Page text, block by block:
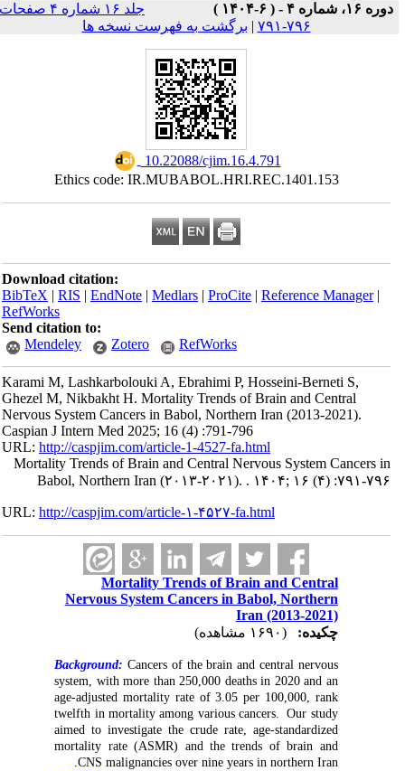
دوره ۱۶، شماره ۴ - ( ۶-۱۴۰۴ )
جلد ۱۶ شماره ۴ صفحات
۷۹۶-۷۹۱
|برگشت به فهرست نسخه ها
‎ 10.22088/cjim.16.4.791
Ethics code: IR.MUBABOL.HRI.REC.1401.153
Download citation:
BibTeX|RIS|EndNote|Medlars|ProCite|Reference Manager
RefWorks
Send citation to:
Mendeley
Zotero RefWorks
Karami M, Lashkarbolouki A, Ebrahimi P, Hosseini-Berneti S,
Ghezel M, Nikbakht H. Mortality Trends of Brain and Central
Nervous System Cancers in Babol, Northern Iran (2013-2021).
Caspian J Intern Med 2025; 16 (4) :791-796
URL:http://caspjim.com/article-1-4527-fa.html
Mortality Trends of Brain and Central Nervous System Cancers in
Babol, Northern Iran (۲۰۱۳-۲۰۲۱). . ۱۴۰۴; ۱۶ (۴) :۷۹۱-۷۹۶
URL:http://caspjim.com/article-۱-۴۵۲۷-fa.html
Mortality Trends of Brain and Central
Nervous System Cancers in Babol, Northern
Iran (2013-2021)
چکیده:
Background: Cancers of the brain and central nervous
system, with more than 250,000 deaths in 2020 and an
age-adjusted mortality rate of 3.05 per 100,000, rank
twelfth in mortality among various cancers. Our study
aimed to investigate the crude rate, age-standardized
mortality rate (ASMR) and the trends of brain and
CNS malignancies over nine years in northern Iran.